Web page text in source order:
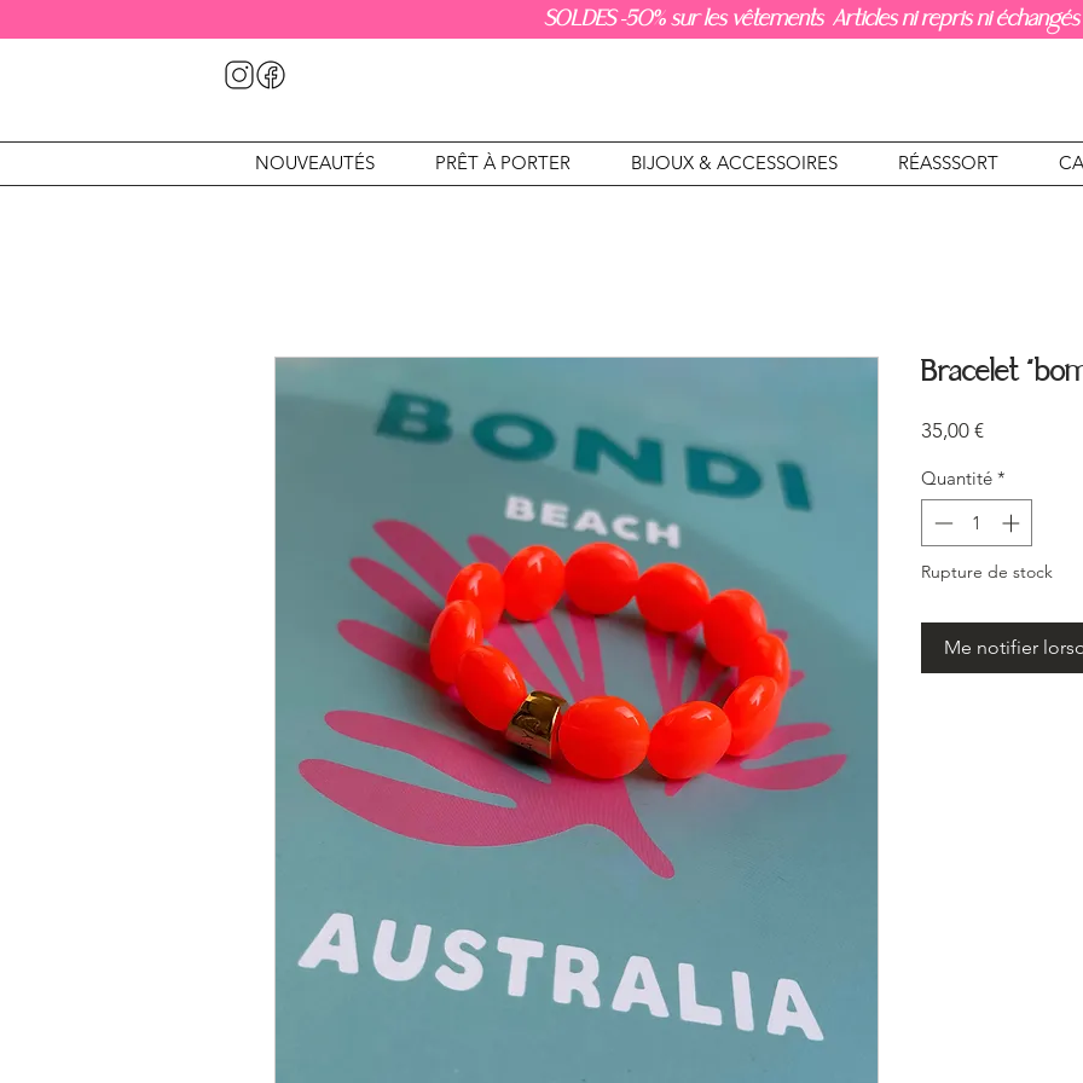
SOLDES -50% sur les vêtements Articles ni repris ni échangés
NOUVEAUTÉS PRÊT À PORTER BIJOUX & ACCESSOIRES RÉASSSORT
Bracelet
35,00 €Prix
Quantité *
Rupture de stock
Me notifier